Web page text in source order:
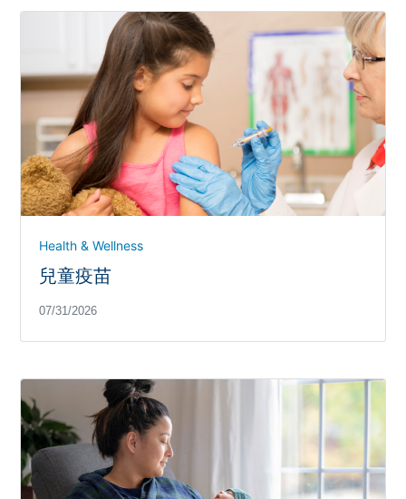
Health & Wellness
兒童疫苗
07/31/2026